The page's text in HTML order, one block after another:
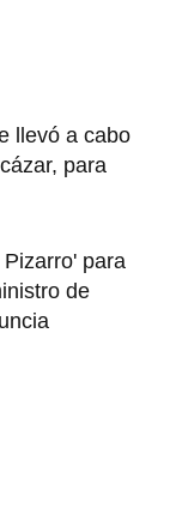
llevó a cabo
para
para
de